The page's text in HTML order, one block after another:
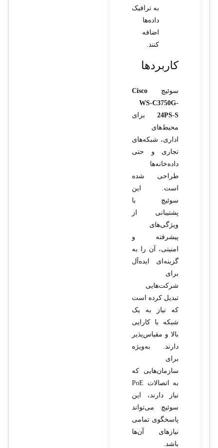
به ترافیک
داده‌ها
اضافه
کنند.
کاربردها
سوئیچ Cisco
WS-C3750G-
24PS-Sبرای
محیط‌های
اداری، شبکه‌های
تجاری و حتی
داده‌خانه‌ها
طراحی شده
است. این
سوئیچ با
پشتیبانی از
ویژگی‌های
پیشرفته و
امنیتی، آن را به
گزینه‌ای ایده‌آل
برای
شرکت‌هایی
تبدیل کرده است
که نیاز به یک
شبکه با کارایی
بالا و مقیاس‌پذیر
دارند. به‌ویژه
برای
سازمان‌هایی که
به اتصالات PoE
نیاز دارند، این
سوئیچ می‌تواند
پاسخگوی تمامی
نیازهای آن‌ها
باشد.